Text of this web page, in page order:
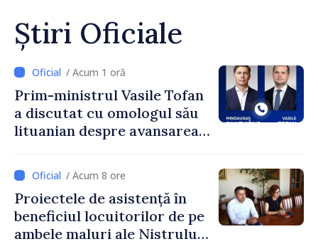
Știri Oficiale
/ Acum 1 oră
Prim-ministrul Vasile Tofan
a discutat cu omologul său
lituanian despre avansarea
Republicii Moldova
/ Acum 8 ore
Proiectele de asistență în
beneficiul locuitorilor de pe
ambele maluri ale Nistrului